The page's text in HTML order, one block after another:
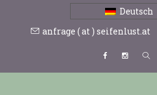
Deutsch
anfrage ( at ) seifenlust.at